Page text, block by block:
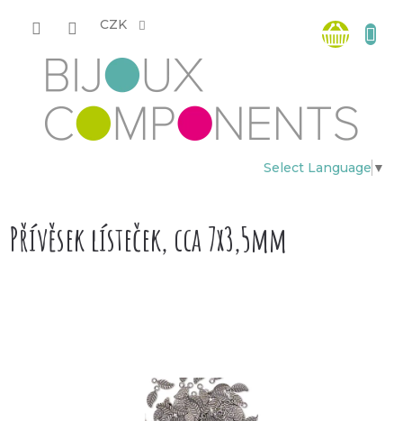
CZK
Select Language ▼
košík
Přívěsek lísteček, cca 7x3,5mm